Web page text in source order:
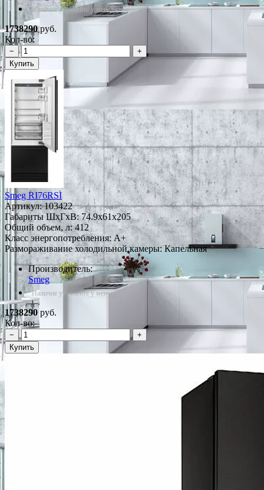
*Наличие уточняйте у менеджера
1738290руб.
Кол-во:
−
+
Купить
Smeg RI76RSI
Артикул:103422
Габариты ШxГxВ: 74.9x61x205
Общий объем, л: 412
Класс энергопотребления: A+
Размораживание холодильной камеры: Капельная
Производитель:
Smeg
*Наличие уточняйте у менеджера
1738290руб.
Кол-во:
−
+
Купить